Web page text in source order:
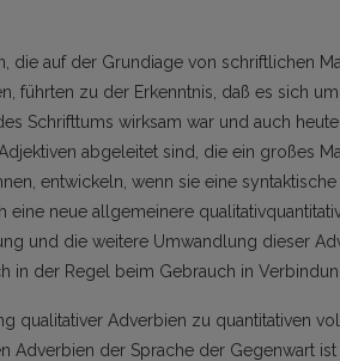
die auf der Grundiage von schriftlichen
führten zu der Erkenntnis, daß es sich
Schrifttums wirksam war und auch
abgeleitet sind, die ein großes
entwickeln, wenn sie eine
eine neue allgemeinere
und die weitere Umwandlung dieser
in der Regel beim Gebrauch in
qualitativer Adverbien zu quantitativen
Adverbien der Sprache der Gegenwart